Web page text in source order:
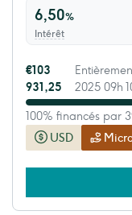
6,50%
Intérêt
USD
€103
931,25
2025 09h
100% financés par